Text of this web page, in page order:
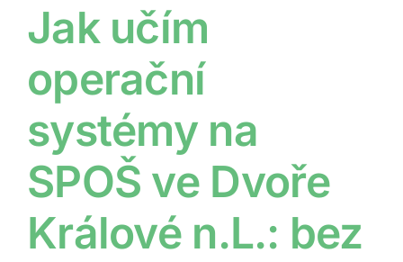
Jak učím
operační
systémy na
SPOŠ ve Dvoře
Králové n.L.: bez